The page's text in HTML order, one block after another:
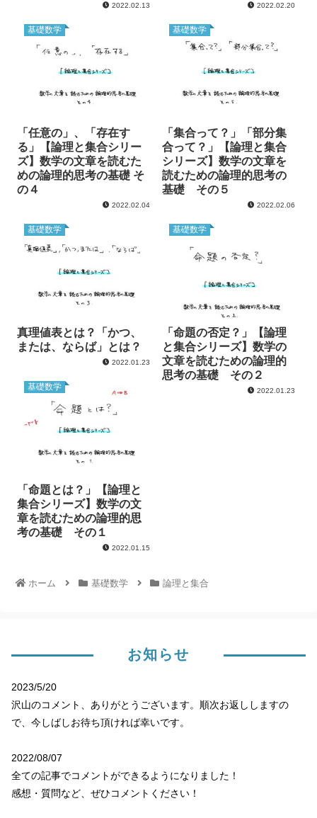
2022.02.13 2022.02.20
基礎数学
「任意の」、「存在す
る」【論理と集合シリー
ズ】数学の文章を読むた
めの論理的思考の基礎 そ
の４
2022.02.04
基礎数学
「集合って？」「部分集
合って？」【論理と集合
シリーズ】数学の文章を
読むための論理的思考の
基礎 その５
2022.02.06
基礎数学
真理値表とは？「かつ、
または、ならば」とは？
2022.01.23
基礎数学
「命題の否定？」【論理
と集合シリーズ】数学の
文章を読むための論理的
思考の基礎 その２
2022.01.23
基礎数学
「命題とは？」【論理と
集合シリーズ】数学の文
章を読むための論理的思
考の基礎 その１
2022.01.15
ホーム 基礎数学 論理と集合
お知らせ
2023/5/20
沢山のコメント、ありがとうございます。順次お返ししますの
で、今しばしお待ち頂ければ幸いです。
2022/08/07
全ての記事でコメントができるようになりました！
感想・質問など、ぜひコメントください！